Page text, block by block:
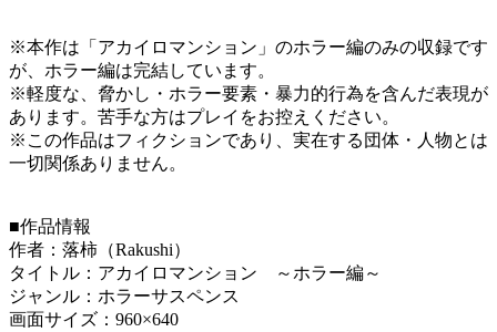
※本作は「アカイロマンション」のホラー編のみの収録です
が、ホラー編は完結しています。
※軽度な、脅かし・ホラー要素・暴力的行為を含んだ表現が
あります。苦手な方はプレイをお控えください。
※この作品はフィクションであり、実在する団体・人物とは
一切関係ありません。
■作品情報
作者：落柿（Rakushi）
タイトル：アカイロマンション ～ホラー編～
ジャンル：ホラーサスペンス
画面サイズ：960×640